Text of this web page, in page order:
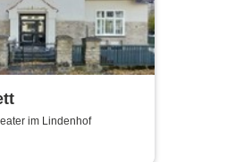
im Lindenhof